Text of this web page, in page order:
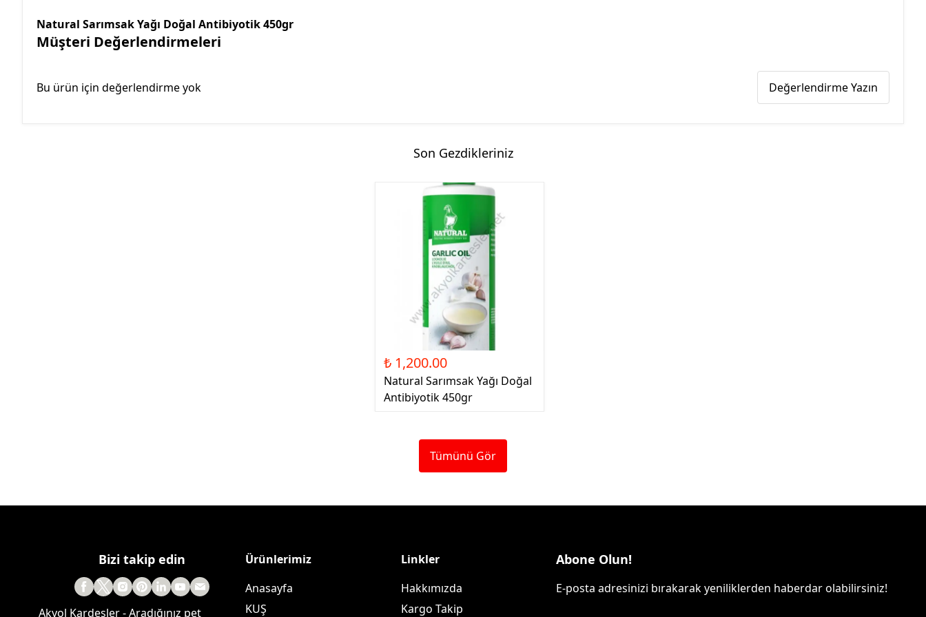
Natural Sarımsak Yağı Doğal Antibiyotik 450gr
Müşteri Değerlendirmeleri
Bu ürün için değerlendirme yok Değerlendirme Yazın
Son Gezdikleriniz
₺ 1,200.00
Natural Sarımsak Yağı Doğal
Antibiyotik 450gr
Tümünü Gör
Bizi takip edin
Akyol Kardeşler - Aradığınız pet
Ürünlerimiz
Anasayfa
KUŞ
Linkler
Hakkımızda
Kargo Takip
Abone Olun!
E-posta adresinizi bırakarak yeniliklerden haberdar olabilirsiniz!